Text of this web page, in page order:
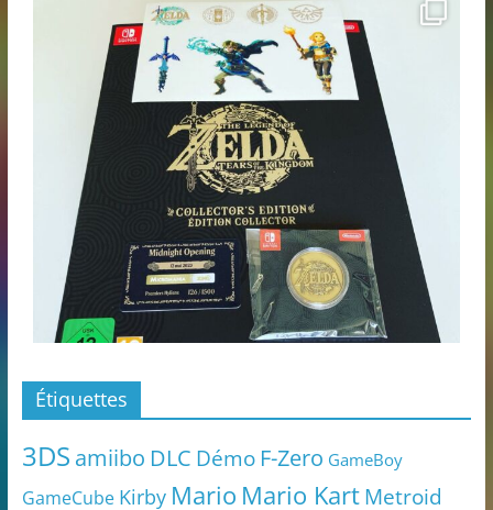
Étiquettes
3DS amiibo DLC Démo F-Zero GameBoy
GameCube Kirby Mario Mario KartMetroid